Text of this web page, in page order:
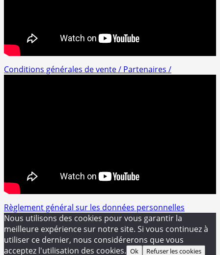
Conditions générales de vente / Partenaires /
Règlement général sur les données personnelles
Nous utilisons des cookies pour vous garantir la
meilleure expérience sur notre site. Si vous continuez à
utiliser ce dernier, nous considérerons que vous
acceptez l'utilisation des cookies. Ok Refuser les cookies